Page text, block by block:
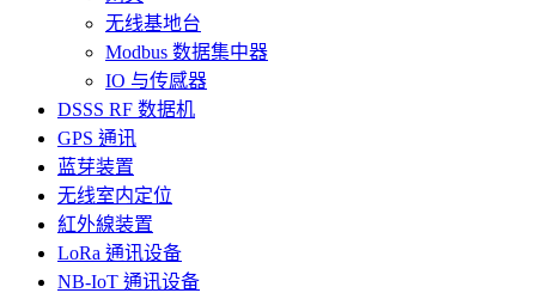
无线基地台
Modbus 数据集中器
IO 与传感器
DSSS RF 数据机
GPS 通讯
蓝芽装置
无线室内定位
紅外線装置
LoRa 通讯设备
NB-IoT 通讯设备